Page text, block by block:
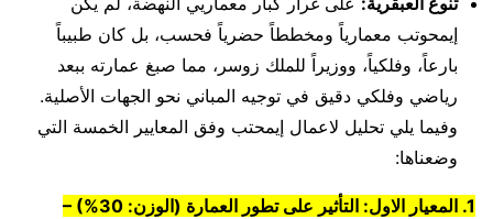
إيمحوتب معمارياً ومخططاً حضرياً فحسب، بل كان طبيباً
بارعاً، وفلكياً، ووزيراً للملك زوسر، مما صبغ عمارته ببعد
رياضي وفلكي دقيق في توجيه المباني نحو الجهات الأصلية.
وفيما يلي تحليل لاعمال إيمحتب وفق المعايير الخمسة التي
وضعناها:
1. المعيار الاول: التأثير على تطور العمارة (الوزن: 30%) –